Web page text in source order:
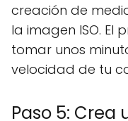
creación de
la imagen ISO.
tomar unos
velocidad de tu
Paso 5: Crea